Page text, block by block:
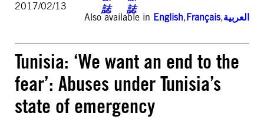
2017/02/13
Also available in English,Français,العربية
Tunisia: ‘We want an end to the
fear’: Abuses under Tunisia’s
state of emergency